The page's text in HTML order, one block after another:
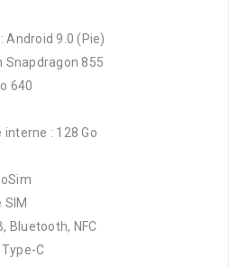
Android 9.0 (Pie)
Snapdragon 855
640
: 128 Go
SIM
Bluetooth, NFC
C